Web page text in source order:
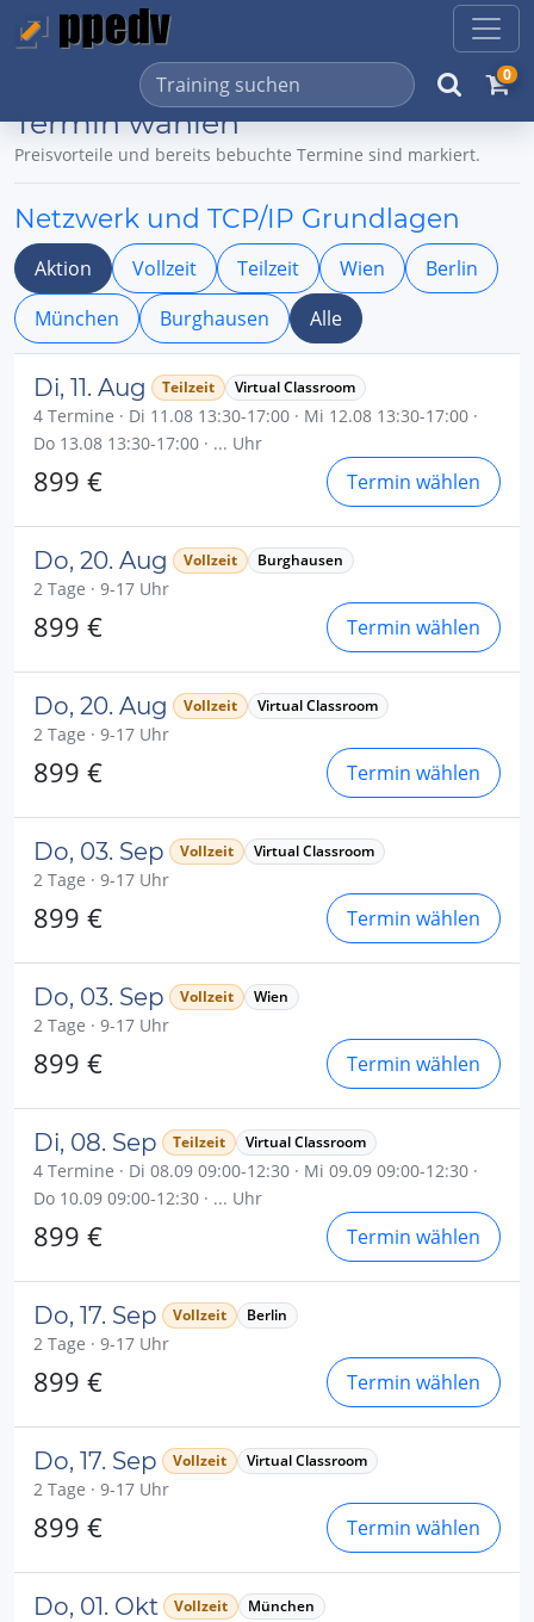
0
Termin wählen
Preisvorteile und bereits bebuchte Termine sind markiert.
Netzwerk und TCP/IP Grundlagen
Aktion Vollzeit Teilzeit Wien
Berlin
München
Burghausen Alle
Di, 11. Aug Teilzeit Virtual Classroom
4 Termine · Di 11.08 13:30-17:00 · Mi 12.08 13:30-17:00 ·
Do 13.08 13:30-17:00 · ... Uhr
899 € Termin wählen
Do, 20. Aug Vollzeit Burghausen
2 Tage · 9-17 Uhr
899 € Termin wählen
Do, 20. Aug Vollzeit Virtual Classroom
2 Tage · 9-17 Uhr
899 € Termin wählen
Do, 03. Sep Vollzeit Virtual Classroom
2 Tage · 9-17 Uhr
899 € Termin wählen
Do, 03. Sep Vollzeit Wien
2 Tage · 9-17 Uhr
899 € Termin wählen
Di, 08. Sep Teilzeit Virtual Classroom
4 Termine · Di 08.09 09:00-12:30 · Mi 09.09 09:00-12:30 ·
Do 10.09 09:00-12:30 · ... Uhr
899 € Termin wählen
Do, 17. Sep Vollzeit Berlin
2 Tage · 9-17 Uhr
899 € Termin wählen
Do, 17. Sep Vollzeit Virtual Classroom
2 Tage · 9-17 Uhr
899 € Termin wählen
Do, 01. Okt Vollzeit München